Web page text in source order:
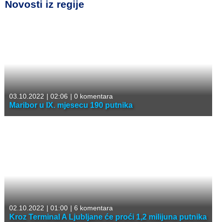
Novosti iz regije
03.10.2022 | 02:06 | 0 komentara
Maribor u IX. mjesecu 190 putnika
02.10.2022 | 01:00 | 6 komentara
Kroz Terminal A Ljubljane će proći 1,2 milijuna putnika